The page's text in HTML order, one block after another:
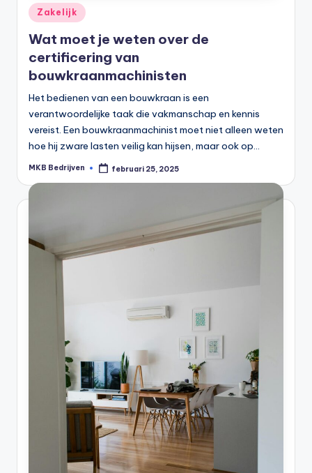
Zakelijk
Wat moet je weten over de
certificering van
bouwkraanmachinisten
Het bedienen van een bouwkraan is een
verantwoordelijke taak die vakmanschap en kennis
vereist. Een bouwkraanmachinist moet niet alleen weten
hoe hij zware lasten veilig kan hijsen, maar ook op…
MKB Bedrijven februari 25, 2025